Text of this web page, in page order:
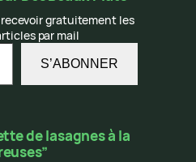
gratuitement les
par mail
S’ABONNER
de lasagnes à la